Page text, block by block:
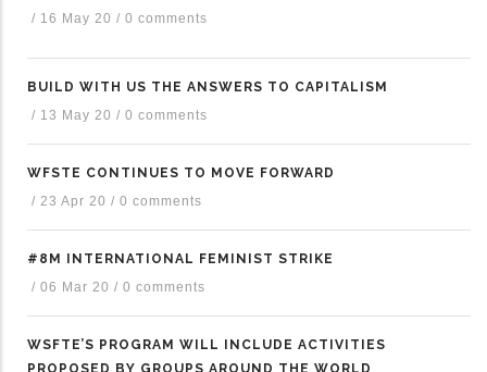
/ 16 May 20 / 0 comments
BUILD WITH US THE ANSWERS TO CAPITALISM
/ 13 May 20 / 0 comments
WFSTE CONTINUES TO MOVE FORWARD
/ 23 Apr 20 / 0 comments
#8M INTERNATIONAL FEMINIST STRIKE
/ 06 Mar 20 / 0 comments
WSFTE’S PROGRAM WILL INCLUDE ACTIVITIES
PROPOSED BY GROUPS AROUND THE WORLD